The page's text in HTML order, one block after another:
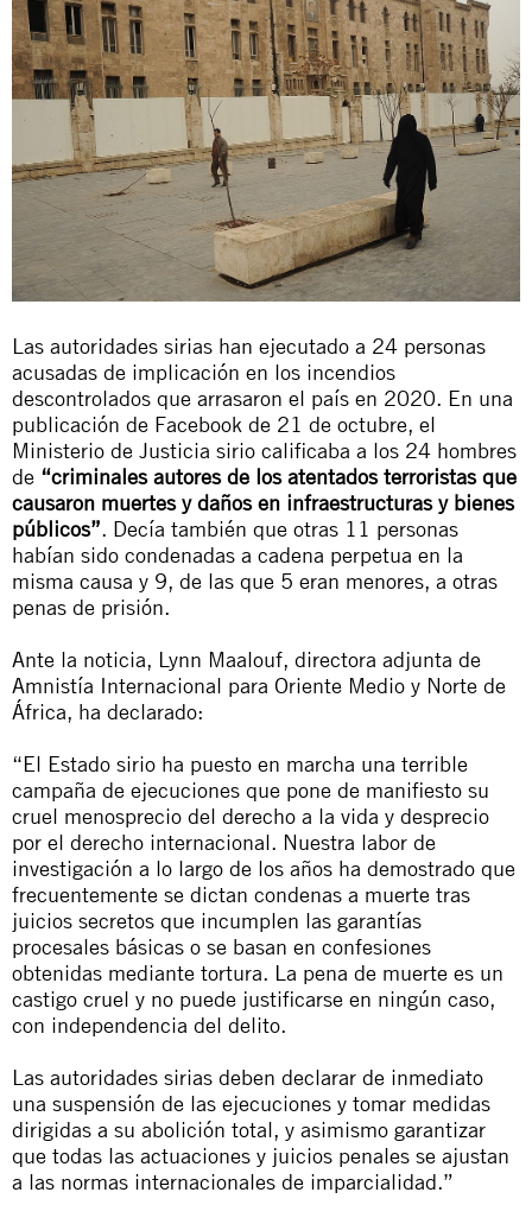
Las autoridades sirias han ejecutado a 24 personas
acusadas de implicación en los incendios
descontrolados que arrasaron el país en 2020. En una
publicación de Facebook de 21 de octubre, el
Ministerio de Justicia sirio calificaba a los 24 hombres
de “criminales autores de los atentados terroristas que
causaron muertes y daños en infraestructuras y bienes
públicos”. Decía también que otras 11 personas
habían sido condenadas a cadena perpetua en la
misma causa y 9, de las que 5 eran menores, a otras
penas de prisión.
Ante la noticia, Lynn Maalouf, directora adjunta de
Amnistía Internacional para Oriente Medio y Norte de
África, ha declarado:
“El Estado sirio ha puesto en marcha una terrible
campaña de ejecuciones que pone de manifiesto su
cruel menosprecio del derecho a la vida y desprecio
por el derecho internacional. Nuestra labor de
investigación a lo largo de los años ha demostrado que
frecuentemente se dictan condenas a muerte tras
juicios secretos que incumplen las garantías
procesales básicas o se basan en confesiones
obtenidas mediante tortura. La pena de muerte es un
castigo cruel y no puede justificarse en ningún caso,
con independencia del delito.
Las autoridades sirias deben declarar de inmediato
una suspensión de las ejecuciones y tomar medidas
dirigidas a su abolición total, y asimismo garantizar
que todas las actuaciones y juicios penales se ajustan
a las normas internacionales de imparcialidad.”